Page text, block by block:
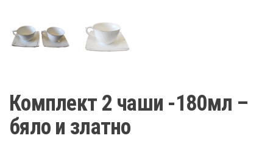
Комплект 2 чаши -180мл –
бяло и златно